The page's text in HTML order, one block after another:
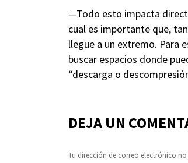
—Todo esto impacta
cual es importante que,
llegue a un extremo. Para
buscar espacios donde
“descarga o
DEJA UN
Tu dirección de correo electrónico